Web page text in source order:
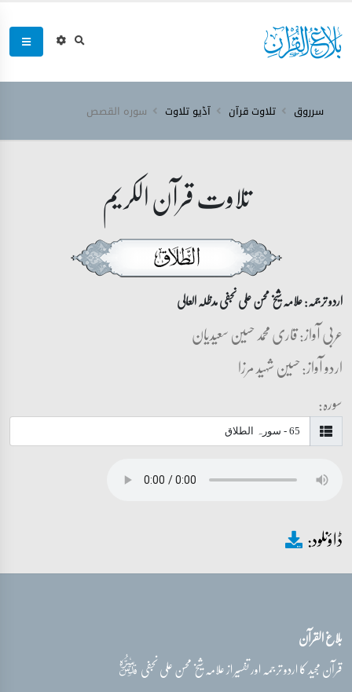
سرروق تلاوت قرآن آڈیو تلاوت سورہ ‎القصص‎
تلاوت قرآن الکریم
اردو ترجمہ: علامہ شیخ محسن علی نجفی مدظلہ العالی
عربی آواز: قاری محمد حسین سعیدیان
اردو آواز: حسین شہید مرزا
سورہ:
ڈاؤنلود:
بلاغ القرآن
قرآن مجید کا اردو ترجمہ اور تفسیر از علامہ شیخ محسن علی نجفیقدس‌سره